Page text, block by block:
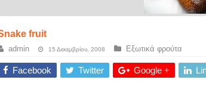
fruit
admin 15 Δεκεμβρίου, 2008 Εξωτικά φρούτα
Facebook Twitter Google +